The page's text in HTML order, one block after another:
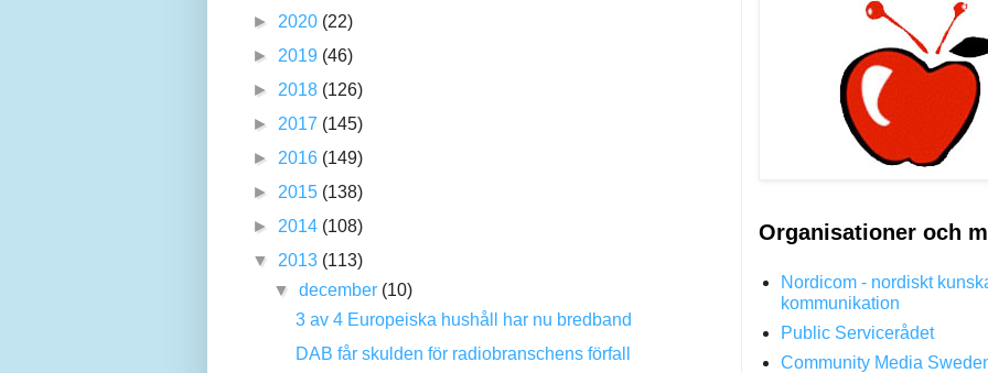
► 2020 (22)
► 2019 (46)
► 2018 (126)
► 2017 (145)
► 2016 (149)
► 2015 (138)
► 2014 (108)
▼ 2013 (113)
▼december (10)
3 av 4 Europeiska hushåll har nu bredband
DAB får skulden för radiobranschens förfall
Organisationer och
Nordicom - nordiskt
kommunikation
Public Servicerådet
Community Media